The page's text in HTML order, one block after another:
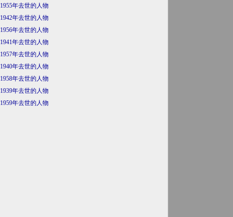
1955年去世的人物
1942年去世的人物
1956年去世的人物
1941年去世的人物
1957年去世的人物
1940年去世的人物
1958年去世的人物
1939年去世的人物
1959年去世的人物